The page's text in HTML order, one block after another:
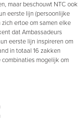
maar beschouwt NTC ook
eerste lijn (persoonlijke
ertoe om samen elke
dat Ambassadeurs
eerste lijn inspireren om
in totaal 16 zakken
mogelijk om